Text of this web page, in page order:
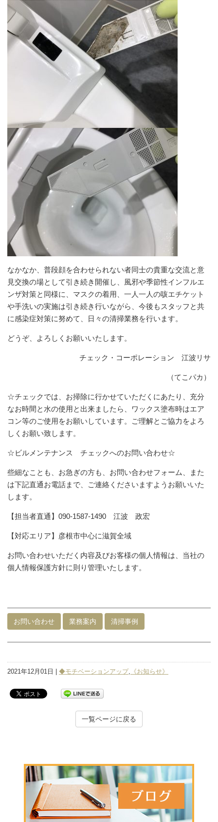
なかなか、普段顔を合わせられない者同士の貴重な交流と意
見交換の場として引き続き開催し、風邪や季節性インフルエ
ンザ対策と同様に、マスクの着用、一人一人の咳エチケット
や手洗いの実施は引き続き行いながら、今後もスタッフと共
に感染症対策に努めて、日々の清掃業務を行います。
どうぞ、よろしくお願いいたします。
チェック・コーポレーション 江波リサ
（てこパカ）
☆チェックでは、お掃除に行かせていただくにあたり、充分
なお時間と水の使用と出来ましたら、ワックス塗布時はエア
コン等のご使用をお願いしています。ご理解とご協力をよろ
しくお願い致します。
☆ビルメンテナンス チェックへのお問い合わせ☆
些細なことも、お急ぎの方も、お問い合わせフォーム、また
は下記直通お電話まで、ご連絡くださいますようお願いいた
します。
【担当者直通】090-1587-1490 江波 政宏
【対応エリア】彦根市中心に滋賀全域
お問い合わせいただく内容及びお客様の個人情報は、当社の
個人情報保護方針に則り管理いたします。
お問い合わせ 業務案内 清掃事例
2021年12月01日 | ◆モチベーションアップ, 《お知らせ》
一覧ページに戻る